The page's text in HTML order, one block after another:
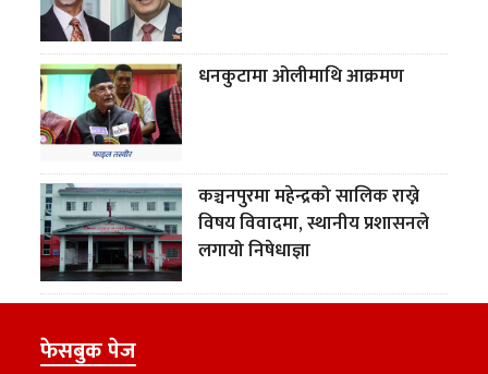
धनकुटामा ओलीमाथि आक्रमण
कञ्चनपुरमा महेन्द्रको सालिक राख्ने
विषय विवादमा, स्थानीय प्रशासनले
लगायो निषेधाज्ञा
फेसबुक पेज